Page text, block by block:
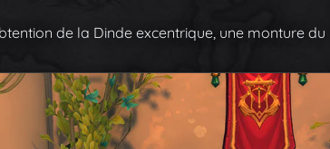
de la Dinde excentrique, une monture du